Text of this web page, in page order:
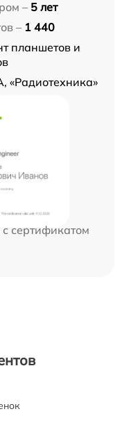
– 5 лет
– 1 440
планшетов и
сертификатом